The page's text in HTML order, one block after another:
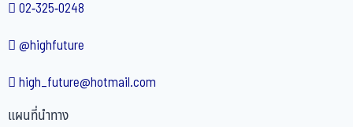
02-325-0248
@highfuture
high_future@hotmail.com
แผนที่นำทาง